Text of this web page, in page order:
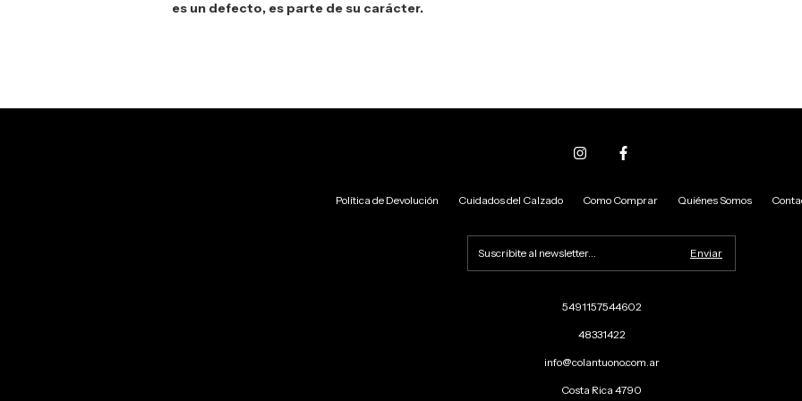
es un defecto, es parte de su carácter.
Política de Devolución Cuidados del Calzado Como Comprar Quiénes Somos
5491157544602
48331422
info@colantuono.com.ar
Costa Rica 4790